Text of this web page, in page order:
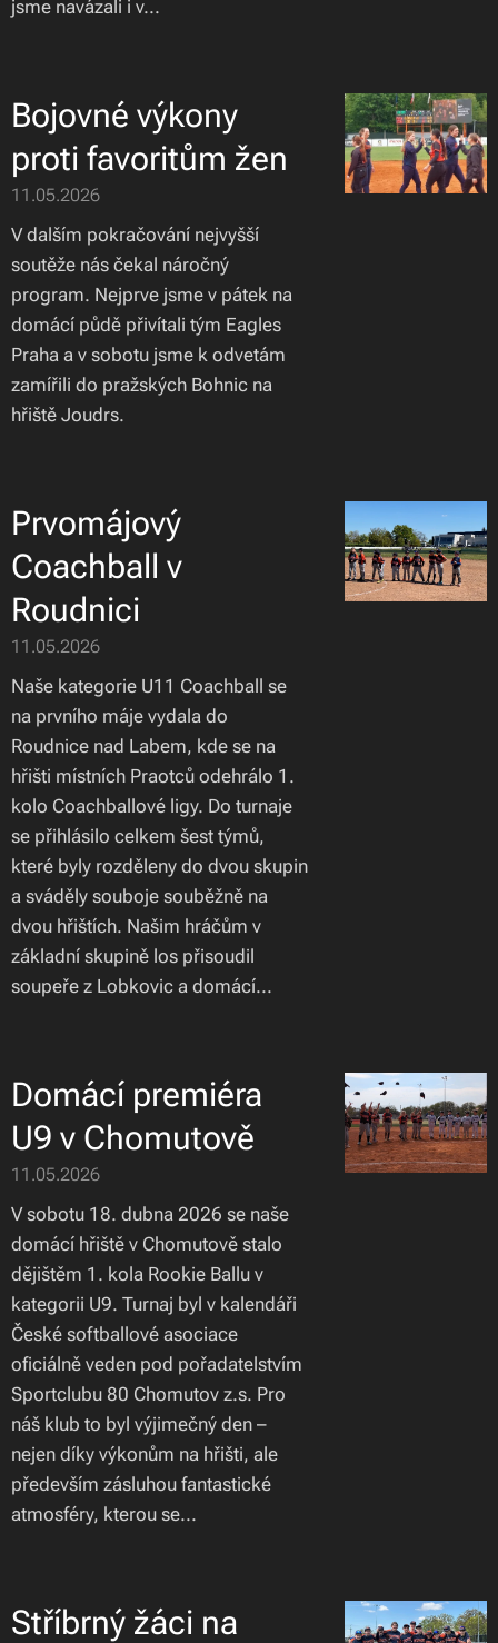
jsme navázali i v...
Bojovné výkony
proti favoritům žen
11.05.2026
V dalším pokračování nejvyšší
soutěže nás čekal náročný
program. Nejprve jsme v pátek na
domácí půdě přivítali tým Eagles
Praha a v sobotu jsme k odvetám
zamířili do pražských Bohnic na
hřiště Joudrs.
Prvomájový
Coachball v
Roudnici
11.05.2026
Naše kategorie U11 Coachball se
na prvního máje vydala do
Roudnice nad Labem, kde se na
hřišti místních Praotců odehrálo 1.
kolo Coachballové ligy. Do turnaje
se přihlásilo celkem šest týmů,
které byly rozděleny do dvou skupin
a sváděly souboje souběžně na
dvou hřištích. Našim hráčům v
základní skupině los přisoudil
soupeře z Lobkovic a domácí...
Domácí premiéra
U9 v Chomutově
11.05.2026
V sobotu 18. dubna 2026 se naše
domácí hřiště v Chomutově stalo
dějištěm 1. kola Rookie Ballu v
kategorii U9. Turnaj byl v kalendáři
České softballové asociace
oficiálně veden pod pořadatelstvím
Sportclubu 80 Chomutov z.s. Pro
náš klub to byl výjimečný den –
nejen díky výkonům na hřišti, ale
především zásluhou fantastické
atmosféry, kterou se...
Stříbrný žáci na